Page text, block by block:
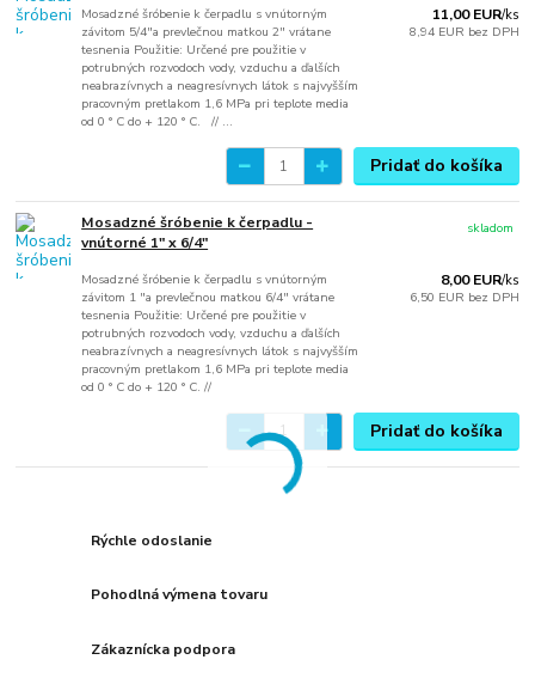
Mosadzné šróbenie k čerpadlu s vnútorným
závitom 5/4"a prevlečnou matkou 2" vrátane
tesnenia Použitie: Určené pre použitie v
potrubných rozvodoch vody, vzduchu a ďalších
neabrazívnych a neagresívnych látok s najvyšším
pracovným pretlakom 1,6 MPa pri teplote media
od 0 ° C do + 120 ° C. // ...
11,00 EUR/ks
8,94 EUR bez DPH
Pridať do košíka
Mosadzné šróbenie k čerpadlu -
vnútorné 1" x 6/4"
Mosadzné šróbenie k čerpadlu s vnútorným
závitom 1 "a prevlečnou matkou 6/4" vrátane
tesnenia Použitie: Určené pre použitie v
potrubných rozvodoch vody, vzduchu a ďalších
neabrazívnych a neagresívnych látok s najvyšším
pracovným pretlakom 1,6 MPa pri teplote media
od 0 ° C do + 120 ° C. //
8,00 EUR/ks
6,50 EUR bez DPH
skladom
Pridať do košíka
Rýchle odoslanie
Pohodlná výmena tovaru
Zákaznícka podpora